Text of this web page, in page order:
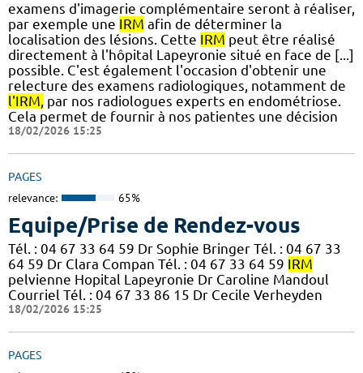
examens d'imagerie complémentaire seront à réaliser,
par exemple une IRM afin de déterminer la
localisation des lésions. Cette IRM peut être réalisé
directement à l'hôpital Lapeyronie situé en face de [...]
possible. C'est également l'occasion d'obtenir une
relecture des examens radiologiques, notamment de
l'IRM, par nos radiologues experts en endométriose.
Cela permet de fournir à nos patientes une décision
18/02/2026 15:25
PAGES
relevance: 65%
Equipe/Prise de Rendez-vous
Tél. : 04 67 33 64 59 Dr Sophie Bringer Tél. : 04 67 33
64 59 Dr Clara Compan Tél. : 04 67 33 64 59 IRM
pelvienne Hopital Lapeyronie Dr Caroline Mandoul
Courriel Tél. : 04 67 33 86 15 Dr Cecile Verheyden
18/02/2026 15:25
PAGES